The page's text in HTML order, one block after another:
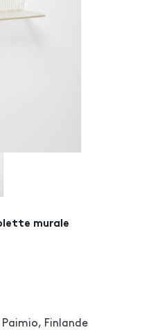
murale
Finlande